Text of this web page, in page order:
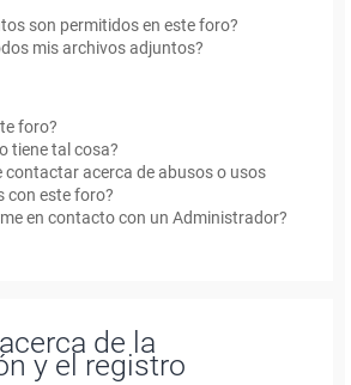
son permitidos en este foro?
mis archivos adjuntos?
foro?
tiene tal cosa?
contactar acerca de abusos o usos
con este foro?
en contacto con un Administrador?
de la
y el registro